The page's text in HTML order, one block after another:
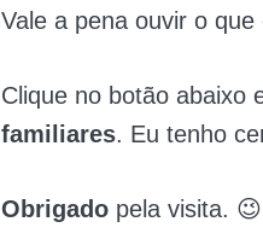
Vale a pena ouvir o
Clique no botão abaixo
familiares. Eu tenho
Obrigado pela visita. 😉